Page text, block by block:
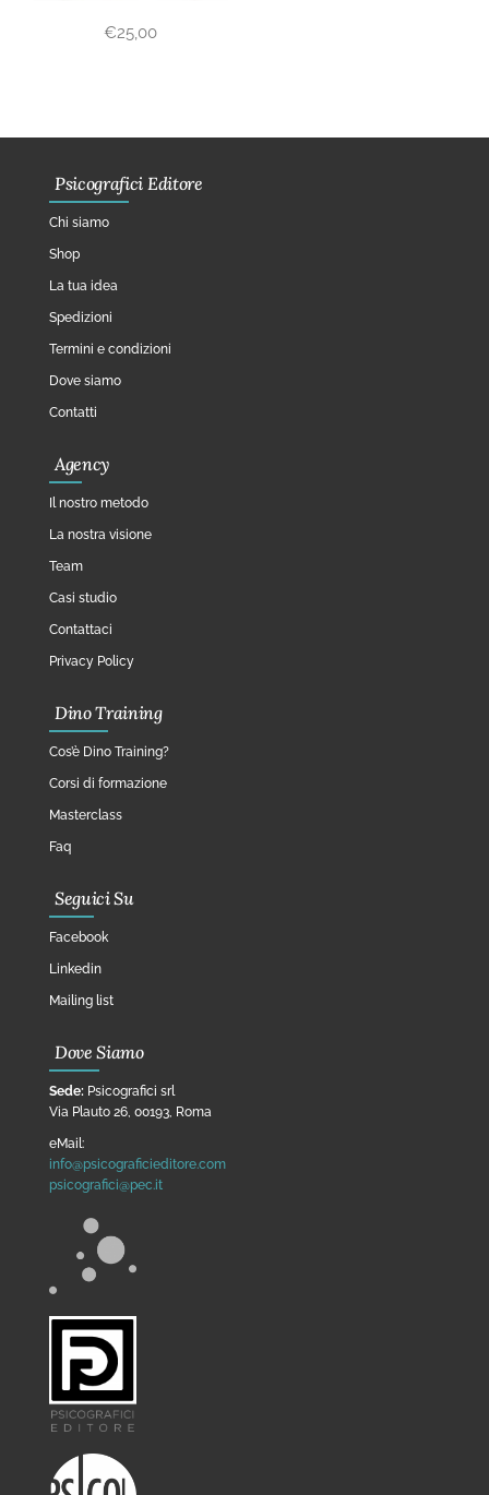
€25,00
Psicografici Editore
Chi siamo
Shop
La tua idea
Spedizioni
Termini e condizioni
Dove siamo
Contatti
Agency
Il nostro metodo
La nostra visione
Team
Casi studio
Contattaci
Privacy Policy
Dino Training
Cos’è Dino Training?
Corsi di formazione
Masterclass
Faq
Seguici Su
Facebook
Linkedin
Mailing list
Dove Siamo
Sede: Psicografici srl
Via Plauto 26, 00193, Roma
eMail:
info@psicograficieditore.com
psicografici@pec.it